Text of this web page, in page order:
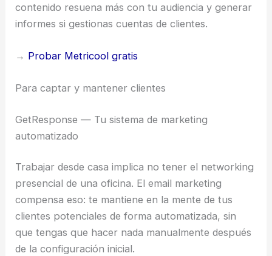
contenido resuena más con tu audiencia y generar
informes si gestionas cuentas de clientes.
→ Probar Metricool gratis
Para captar y mantener clientes
GetResponse — Tu sistema de marketing
automatizado
Trabajar desde casa implica no tener el networking
presencial de una oficina. El email marketing
compensa eso: te mantiene en la mente de tus
clientes potenciales de forma automatizada, sin
que tengas que hacer nada manualmente después
de la configuración inicial.